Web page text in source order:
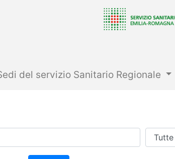
del servizio Sanitario Regionale
Azienda